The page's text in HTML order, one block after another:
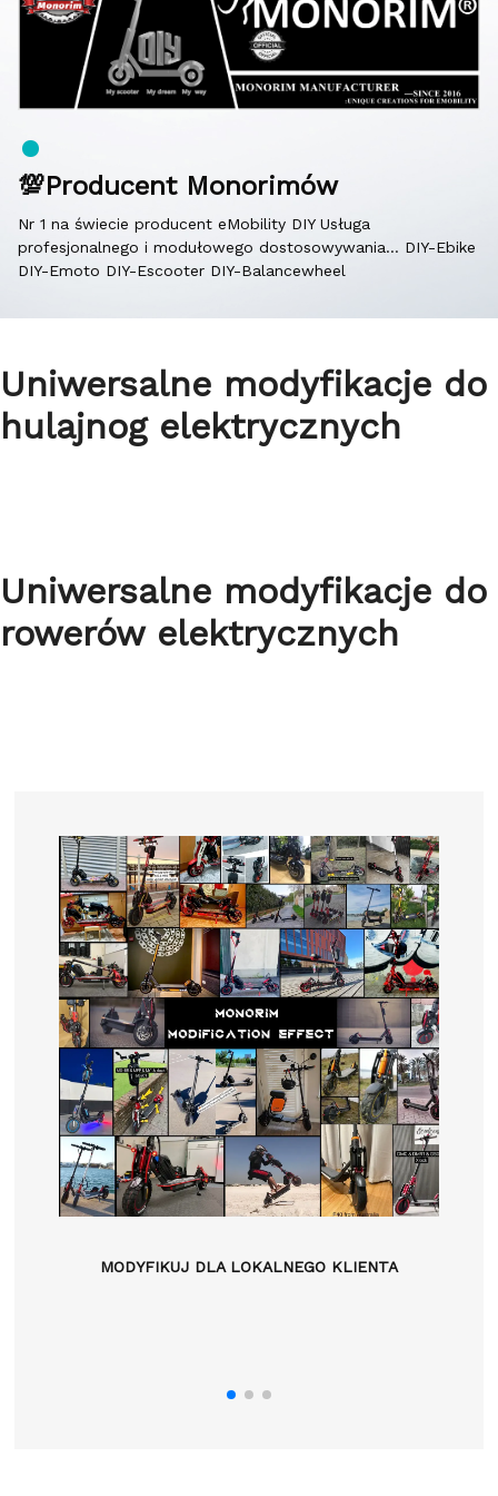
💯Producent Monorimów
Nr 1 na świecie producent eMobility DIY Usługa
profesjonalnego i modułowego dostosowywania… DIY-Ebike
DIY-Emoto DIY-Escooter DIY-Balancewheel
Uniwersalne modyfikacje do
hulajnog elektrycznych
Uniwersalne modyfikacje do
rowerów elektrycznych
MODYFIKUJ DLA LOKALNEGO KLIENTA